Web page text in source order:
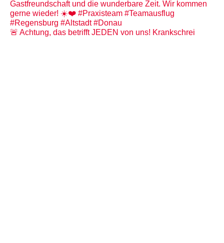
🚨 Achtung, das betrifft JEDEN von uns! Krankschrei